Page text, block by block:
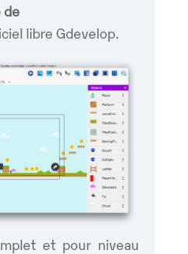
de
libre Gdevelop.
et pour niveau